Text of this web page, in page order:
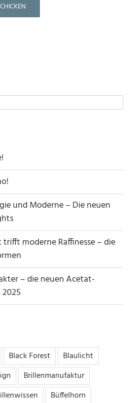
und Moderne – Die neuen
moderne Raffinesse – die
– die neuen Acetat-
Black Forest
Blaulicht
Brillenmanufaktur
Büffelhorn